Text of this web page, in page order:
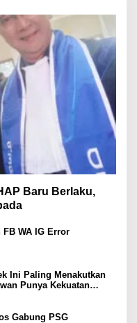
Baru Berlaku,
FB WA IG Error
Ini Paling Menakutkan
Punya Kekuatan
Gabung PSG